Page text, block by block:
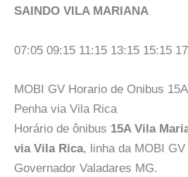
SAINDO VILA MARIANA
07:05 09:15 11:15 13:15 15:15
MOBI GV Horario de Onibus
Penha via Vila Rica
Horário de ônibus 15A Vila
via Vila Rica, linha da MOBI
Governador Valadares MG.